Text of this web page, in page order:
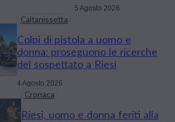
5 Agosto 2026
Caltanissetta
Colpi di pistola a uomo e
donna: proseguono le ricerche
del sospettato a Riesi
4 Agosto 2026
Cronaca
Riesi, uomo e donna feriti alla